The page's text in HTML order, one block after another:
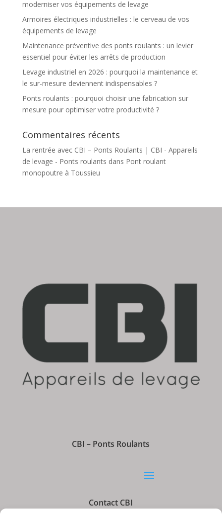
moderniser vos équipements de levage
Armoires électriques industrielles : le cerveau de vos
équipements de levage
Maintenance préventive des ponts roulants : un levier
essentiel pour éviter les arrêts de production
Levage industriel en 2026 : pourquoi la maintenance et
le sur-mesure deviennent indispensables ?
Ponts roulants : pourquoi choisir une fabrication sur
mesure pour optimiser votre productivité ?
Commentaires récents
La rentrée avec CBI – Ponts Roulants | CBI - Appareils
de levage - Ponts roulants dans Pont roulant
monopoutre à Toussieu
CBI – Ponts Roulants
Contact CBI